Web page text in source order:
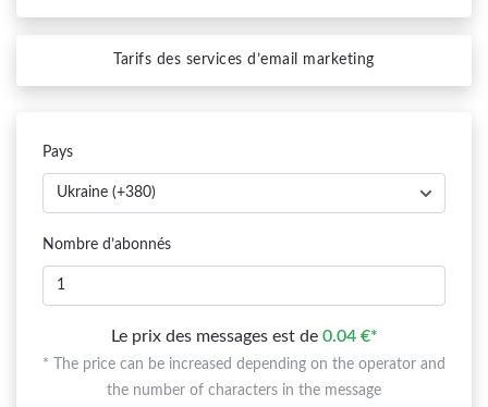
Tarifs des services d’email marketing
Pays
Nombre d’abonnés
Le prix des messages est de 0.04 €*
* The price can be increased depending on the operator and
the number of characters in the message